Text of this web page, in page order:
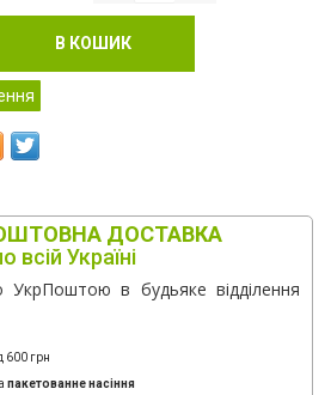
В КОШИК
ДОСТАВКА
всій Україні
в будьяке відділення
600 грн
пакетованне насіння